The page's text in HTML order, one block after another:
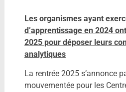
Les organismes ayant
d’apprentissage en 2024
2025 pour déposer leurs
analytiques​
​La rentrée 2025 s’annonce
mouvementée pour les